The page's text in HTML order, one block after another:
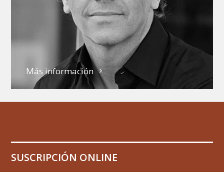
Más información
SUSCRIPCIÓN ONLINE